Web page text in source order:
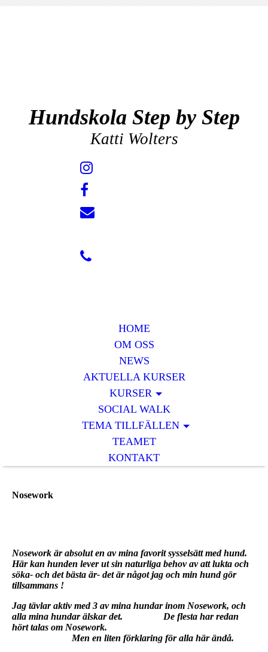
Hundskola Step by Step
Katti Wolters
HOME
OM OSS
NEWS
AKTUELLA KURSER
KURSER
SOCIAL WALK
TEMA TILLFÄLLEN
TEAMET
KONTAKT
Nosework
Nosework är absolut en av mina favorit sysselsätt med hund.
Här kan hunden lever ut sin naturliga behov av att lukta och
söka- och det bästa är- det är något jag och min hund gör
tillsammans !
Jag tävlar aktiv med 3 av mina hundar inom Nosework, och
alla mina hundar älskar det. De flesta har redan
hört talas om Nosework.
Men en liten förklaring för alla här ändå.